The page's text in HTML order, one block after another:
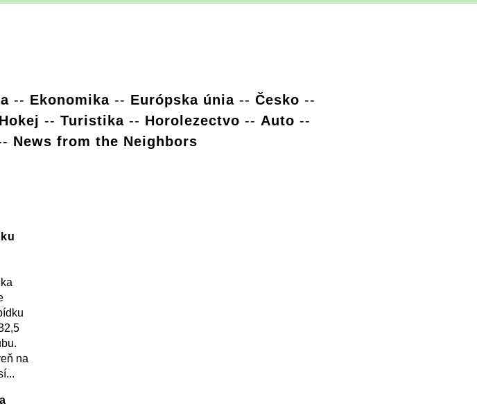
-- Ekonomika -- Európska únia -- Česko --
Hokej -- Turistika -- Horolezectvo -- Auto --
News from the Neighbors
na